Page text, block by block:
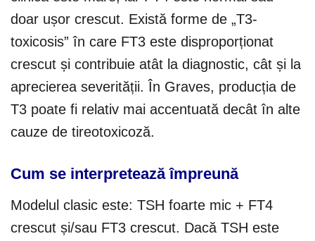
doar ușor crescut. Există forme de „T3-
toxicosis” în care FT3 este disproporționat
crescut și contribuie atât la diagnostic, cât și la
aprecierea severității. În Graves, producția de
T3 poate fi relativ mai accentuată decât în alte
cauze de tireotoxicoză.
Cum se interpretează împreună
Modelul clasic este: TSH foarte mic + FT4
crescut și/sau FT3 crescut. Dacă TSH este